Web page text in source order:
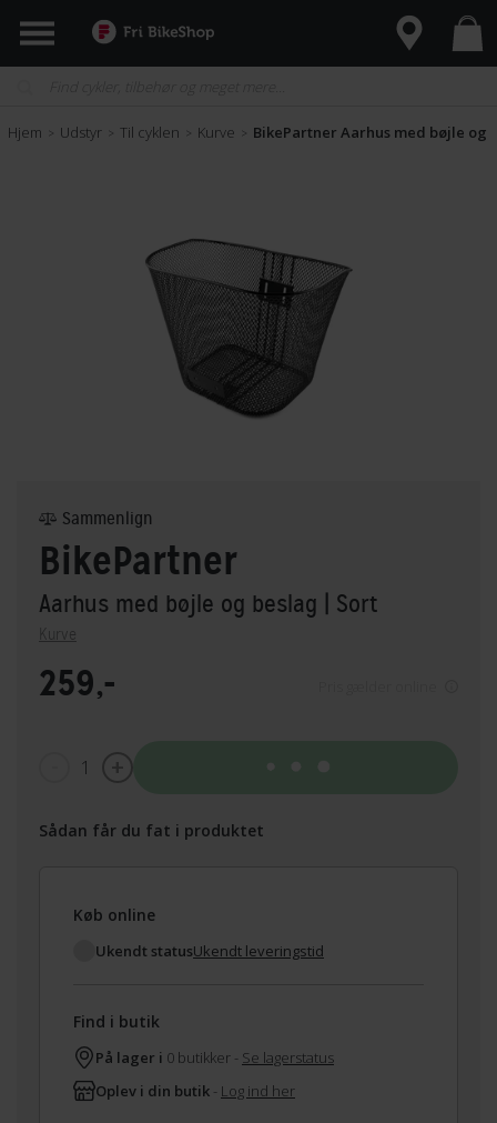
Hjem > Udstyr > Til cyklen > Kurve > BikePartner Aarhus med bøjle og
BikePartner
Aarhus med bøjle og beslag | Sort
Kurve
Sammenlign
259,-
1
Sådan får du fat i produktet
Køb online
Ukendt statusUkendt leveringstid
Find i butik
På lager i 0 butikker - Se lagerstatus
Oplev i din butik - Log ind her